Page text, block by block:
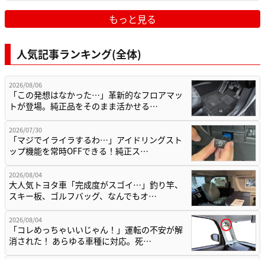
もっと見る
人気記事ランキング(全体)
2026/08/06
「この発想はなかった…」革新的なフロアマッ
トが登場。純正品をそのまま活かせる…
2026/07/30
「マジでイライラするわ…」アイドリングスト
ップ機能を常時OFFできる！純正ス…
2026/08/04
大人気トヨタ車「完成度がスゴイ…」釣り竿、
スキー板、ゴルフバッグ、なんでもオ…
2026/08/04
「コレめっちゃいいじゃん！」運転の不安が解
消された！ あらゆる車種に対応。死…